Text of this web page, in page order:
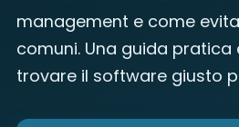
management e come
comuni. Una guida pratica
trovare il software giusto